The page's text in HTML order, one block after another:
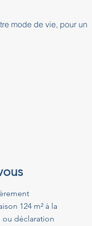
mode de vie, pour un
124 m² à la
ou déclaration